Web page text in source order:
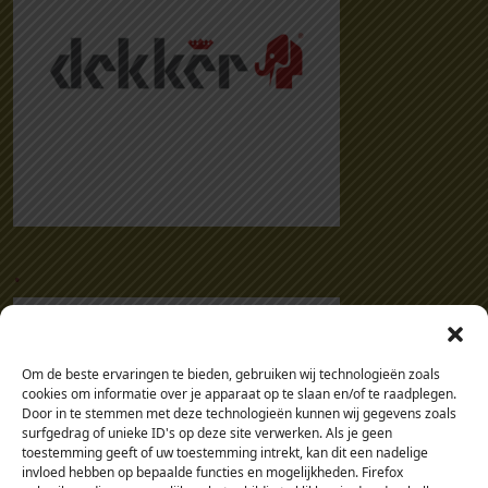
Om de beste ervaringen te bieden, gebruiken wij technologieën zoals
cookies om informatie over je apparaat op te slaan en/of te raadplegen.
Door in te stemmen met deze technologieën kunnen wij gegevens zoals
surfgedrag of unieke ID's op deze site verwerken. Als je geen
toestemming geeft of uw toestemming intrekt, kan dit een nadelige
invloed hebben op bepaalde functies en mogelijkheden. Firefox
.